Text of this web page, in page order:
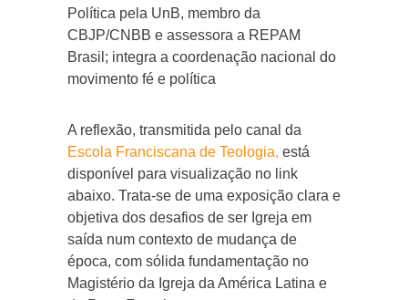
Política pela UnB, membro da
CBJP/CNBB e assessora a REPAM
Brasil; integra a coordenação nacional do
movimento fé e política
A reflexão, transmitida pelo canal da
Escola Franciscana de Teologia, está
disponível para visualização no link
abaixo. Trata-se de uma exposição clara e
objetiva dos desafios de ser Igreja em
saída num contexto de mudança de
época, com sólida fundamentação no
Magistério da Igreja da América Latina e